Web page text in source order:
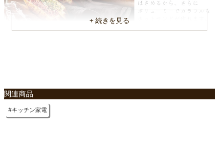
関連商品
キッチン家電